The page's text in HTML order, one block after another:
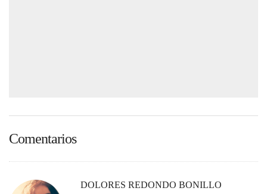
Comentarios
DOLORES REDONDO BONILLO